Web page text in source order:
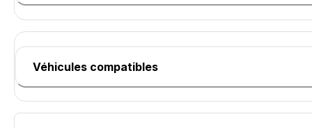
Véhicules compatibles